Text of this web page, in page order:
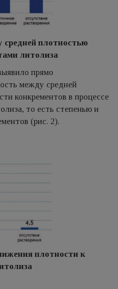
средней плотностью
литолиза
прямо
между средней
конкрементов в процессе
то есть степенью и
(рис. 2).
плотности к